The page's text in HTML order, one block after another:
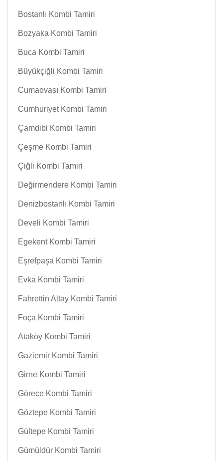
Bostanlı Kombi Tamiri
Bozyaka Kombi Tamiri
Buca Kombi Tamiri
Büyükçiğli Kombi Tamiri
Cumaovası Kombi Tamiri
Cumhuriyet Kombi Tamiri
Çamdibi Kombi Tamiri
Çeşme Kombi Tamiri
Çiğli Kombi Tamiri
Değirmendere Kombi Tamiri
Denizbostanlı Kombi Tamiri
Develi Kombi Tamiri
Egekent Kombi Tamiri
Eşrefpaşa Kombi Tamiri
Evka Kombi Tamiri
Fahrettin Altay Kombi Tamiri
Foça Kombi Tamiri
Ataköy Kombi Tamiri
Gaziemir Kombi Tamiri
Girne Kombi Tamiri
Görece Kombi Tamiri
Göztepe Kombi Tamiri
Gültepe Kombi Tamiri
Gümüldür Kombi Tamiri